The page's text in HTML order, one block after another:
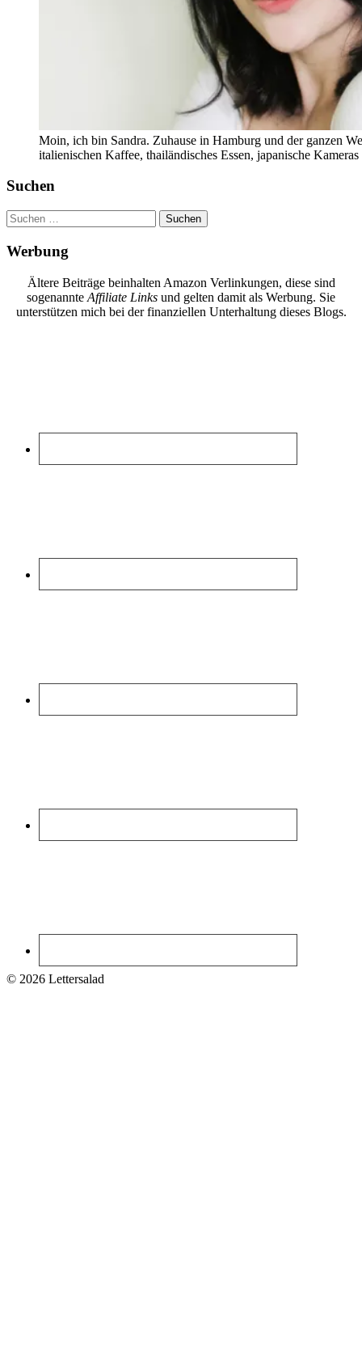
Moin, ich bin Sandra. Zuhause in Hamburg und der ganzen
italienischen Kaffee, thailändisches Essen, japanische
Suchen
Suchen
nach:
Werbung
Ältere Beiträge beinhalten Amazon Verlinkungen, diese sind
sogenannte Affiliate Links und gelten damit als Werbung. Sie
unterstützen mich bei der finanziellen Unterhaltung dieses Blogs.
© 2026 Lettersalad